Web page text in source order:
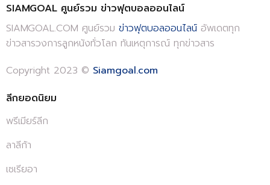
SIAMGOAL ศูนย์รวม ข่าวฟุตบอลออนไลน์
SIAMGOAL.COM ศูนย์รวม ข่าวฟุตบอลออนไลน์อัพเดตทุก
ข่าวสารวงการลูกหนังทั่วโลก ทันเหตุการณ์ ทุกข่าวสาร
Copyright 2023 © Siamgoal.com
ลีกยอดนิยม
พรีเมียร์ลีก
ลาลีก้า
เซเรียอา